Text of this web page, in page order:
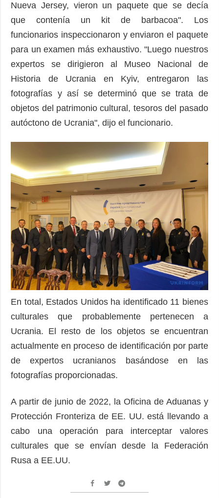
Nueva Jersey, vieron un paquete que se decía
que contenía un kit de barbacoa". Los
funcionarios inspeccionaron y enviaron el paquete
para un examen más exhaustivo. "Luego nuestros
expertos se dirigieron al Museo Nacional de
Historia de Ucrania en Kyiv, entregaron las
fotografías y así se determinó que se trata de
objetos del patrimonio cultural, tesoros del pasado
autóctono de Ucrania", dijo el funcionario.
En total, Estados Unidos ha identificado 11 bienes
culturales que probablemente pertenecen a
Ucrania. El resto de los objetos se encuentran
actualmente en proceso de identificación por parte
de expertos ucranianos basándose en las
fotografías proporcionadas.
A partir de junio de 2022, la Oficina de Aduanas y
Protección Fronteriza de EE. UU. está llevando a
cabo una operación para interceptar valores
culturales que se envían desde la Federación
Rusa a EE.UU.